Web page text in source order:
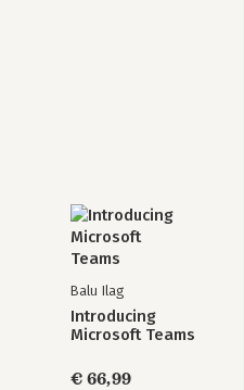
Balu Ilag
Introducing
Microsoft Teams
€ 66,99